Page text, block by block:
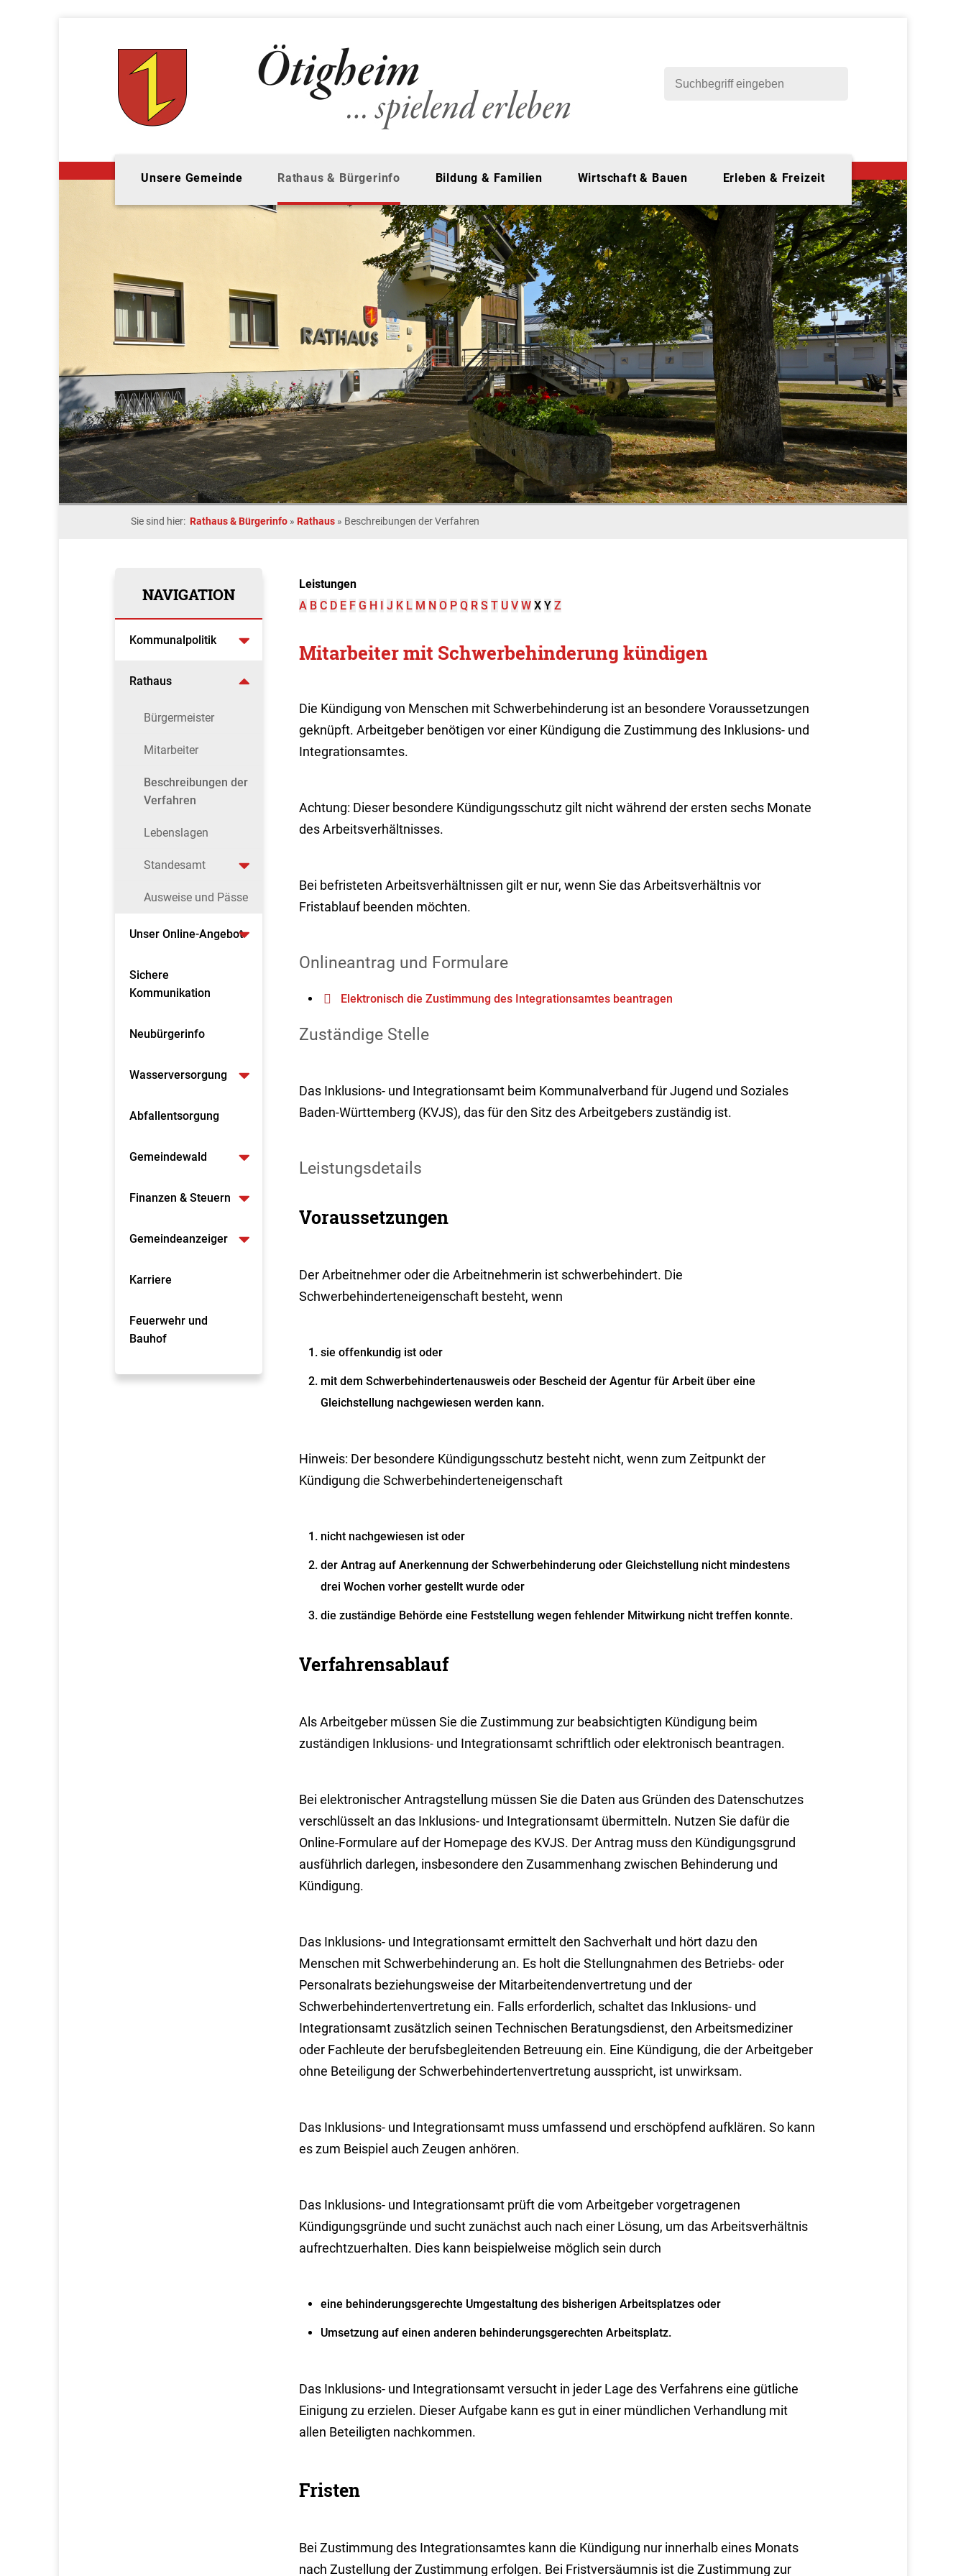
Unsere Gemeinde Rathaus & Bürgerinfo Bildung & Familien Wirtschaft & Bauen Erleben & Freizeit
Sie sind hier: Rathaus & Bürgerinfo » Rathaus » Beschreibungen der Verfahren
NAVIGATION
Kommunalpolitik
Rathaus
Bürgermeister
Mitarbeiter
Beschreibungen der
Verfahren
Lebenslagen
Standesamt
Ausweise und Pässe
Unser Online-Angebot
Sichere
Kommunikation
Neubürgerinfo
Wasserversorgung
Abfallentsorgung
Gemeindewald
Finanzen & Steuern
Gemeindeanzeiger
Karriere
Feuerwehr und
Bauhof
Leistungen
A B C D E F G H I J K L M N O P Q R S T U V W X Y Z
Mitarbeiter mit Schwerbehinderung kündigen
Die Kündigung von Menschen mit Schwerbehinderung ist an besondere Voraussetzungen
geknüpft. Arbeitgeber benötigen vor einer Kündigung die Zustimmung des Inklusions- und
Integrationsamtes.
Achtung: Dieser besondere Kündigungsschutz gilt nicht während der ersten sechs Monate
des Arbeitsverhältnisses.
Bei befristeten Arbeitsverhältnissen gilt er nur, wenn Sie das Arbeitsverhältnis vor
Fristablauf beenden möchten.
Onlineantrag und Formulare
Elektronisch die Zustimmung des Integrationsamtes beantragen
Zuständige Stelle
Das Inklusions- und Integrationsamt beim Kommunalverband für Jugend und Soziales
Baden-Württemberg (KVJS), das für den Sitz des Arbeitgebers zuständig ist.
Leistungsdetails
Voraussetzungen
Der Arbeitnehmer oder die Arbeitnehmerin ist schwerbehindert. Die
Schwerbehinderteneigenschaft besteht, wenn
sie offenkundig ist oder
mit dem Schwerbehindertenausweis oder Bescheid der Agentur für Arbeit über eine
Gleichstellung nachgewiesen werden kann.
Hinweis: Der besondere Kündigungsschutz besteht nicht, wenn zum Zeitpunkt der
Kündigung die Schwerbehinderteneigenschaft
nicht nachgewiesen ist oder
der Antrag auf Anerkennung der Schwerbehinderung oder Gleichstellung nicht mindestens
drei Wochen vorher gestellt wurde oder
die zuständige Behörde eine Feststellung wegen fehlender Mitwirkung nicht treffen konnte.
Verfahrensablauf
Als Arbeitgeber müssen Sie die Zustimmung zur beabsichtigten Kündigung beim
zuständigen Inklusions- und Integrationsamt schriftlich oder elektronisch beantragen.
Bei elektronischer Antragstellung müssen Sie die Daten aus Gründen des Datenschutzes
verschlüsselt an das Inklusions- und Integrationsamt übermitteln. Nutzen Sie dafür die
Online-Formulare auf der Homepage des KVJS. Der Antrag muss den Kündigungsgrund
ausführlich darlegen, insbesondere den Zusammenhang zwischen Behinderung und
Kündigung.
Das Inklusions- und Integrationsamt ermittelt den Sachverhalt und hört dazu den
Menschen mit Schwerbehinderung an. Es holt die Stellungnahmen des Betriebs- oder
Personalrats beziehungsweise der Mitarbeitendenvertretung und der
Schwerbehindertenvertretung ein. Falls erforderlich, schaltet das Inklusions- und
Integrationsamt zusätzlich seinen Technischen Beratungsdienst, den Arbeitsmediziner
oder Fachleute der berufsbegleitenden Betreuung ein. Eine Kündigung, die der Arbeitgeber
ohne Beteiligung der Schwerbehindertenvertretung ausspricht, ist unwirksam.
Das Inklusions- und Integrationsamt muss umfassend und erschöpfend aufklären. So kann
es zum Beispiel auch Zeugen anhören.
Das Inklusions- und Integrationsamt prüft die vom Arbeitgeber vorgetragenen
Kündigungsgründe und sucht zunächst auch nach einer Lösung, um das Arbeitsverhältnis
aufrechtzuerhalten. Dies kann beispielweise möglich sein durch
eine behinderungsgerechte Umgestaltung des bisherigen Arbeitsplatzes oder
Umsetzung auf einen anderen behinderungsgerechten Arbeitsplatz.
Das Inklusions- und Integrationsamt versucht in jeder Lage des Verfahrens eine gütliche
Einigung zu erzielen. Dieser Aufgabe kann es gut in einer mündlichen Verhandlung mit
allen Beteiligten nachkommen.
Fristen
Bei Zustimmung des Integrationsamtes kann die Kündigung nur innerhalb eines Monats
nach Zustellung der Zustimmung erfolgen. Bei Fristversäumnis ist die Zustimmung zur